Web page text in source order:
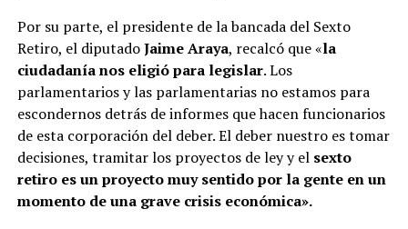
Por su parte, el presidente de la bancada del Sexto
Retiro, el diputadoJaime Araya, recalcó que «la
ciudadanía nos eligió para legislar. Los
parlamentarios y las parlamentarias no estamos para
escondernos detrás de informes que hacen funcionarios
de esta corporación del deber. El deber nuestro es tomar
decisiones, tramitar los proyectos de ley y el sexto
retiro es un proyecto muy sentido por la gente en un
momento de una grave crisis económica».